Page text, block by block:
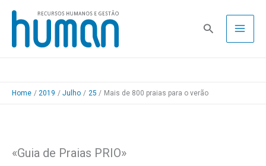
Skip
content
Pesquisa
Home 2019 Julho 25 Mais de 800 praias para o verão
«Guia de Praias PRIO»